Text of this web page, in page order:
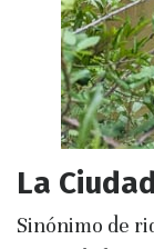
La
Sinónimo de